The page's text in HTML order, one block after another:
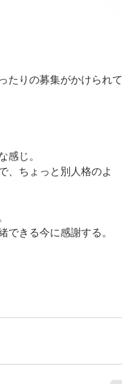
たりの募集がかけられて
感じ。
、ちょっと別人格のよ
きる今に感謝する。